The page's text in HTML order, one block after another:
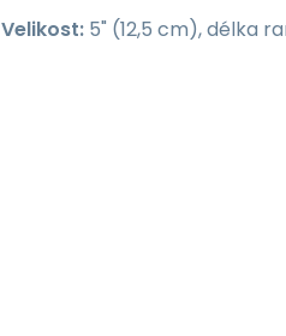
Velikost: 5" (12,5 cm), délka